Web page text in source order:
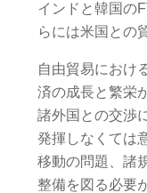
インドと韓国の
らには米国との
自由貿易におけ
済の成長と繁栄
諸外国との交渉
発揮しなくては
移動の問題、諸
整備を図る必要